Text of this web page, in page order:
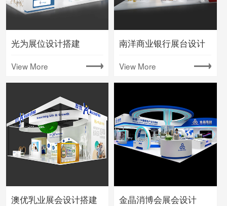
光为展位设计搭建
View More
南洋商业银行展台设计
View More
澳优乳业展会设计搭建 金晶消博会展会设计